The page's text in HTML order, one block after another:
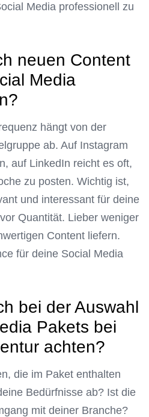
Media professionell zu
neuen Content
Media
hängt von der
ab. Auf Instagram
auf LinkedIn reicht es oft,
zu posten. Wichtig ist,
und interessant für deine
Quantität. Lieber weniger
Content liefern.
für deine Social Media
bei der Auswahl
Pakets bei
achten?
die im Paket enthalten
Bedürfnisse ab? Ist die
mit deiner Branche?